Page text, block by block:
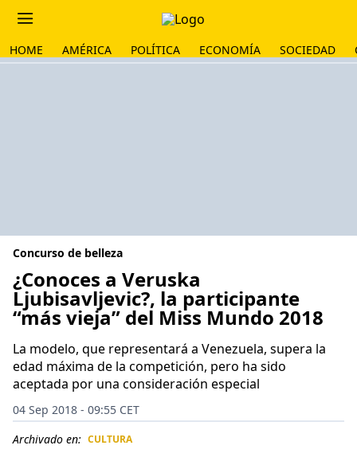
HOME AMÉRICA POLÍTICA ECONOMÍA SOCIEDAD
Concurso de belleza
¿Conoces a Veruska
Ljubisavljevic?, la participante
“más vieja” del Miss Mundo 2018
La modelo, que representará a Venezuela, supera la
edad máxima de la competición, pero ha sido
aceptada por una consideración especial
04 Sep 2018 - 09:55 CET
Archivado en: CULTURA